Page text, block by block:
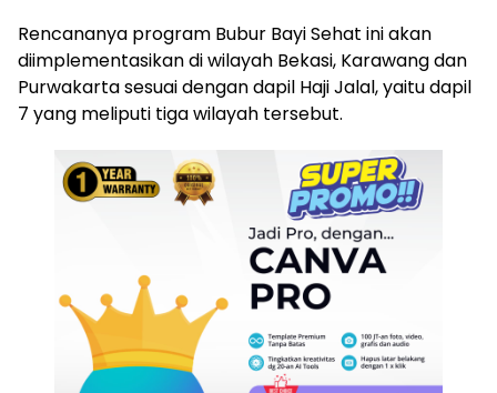
Rencananya program Bubur Bayi Sehat ini akan
diimplementasikan di wilayah Bekasi, Karawang dan
Purwakarta sesuai dengan dapil Haji Jalal, yaitu dapil
7 yang meliputi tiga wilayah tersebut.